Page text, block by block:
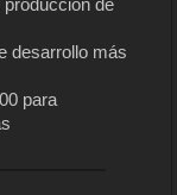
de
desarrollo más
para